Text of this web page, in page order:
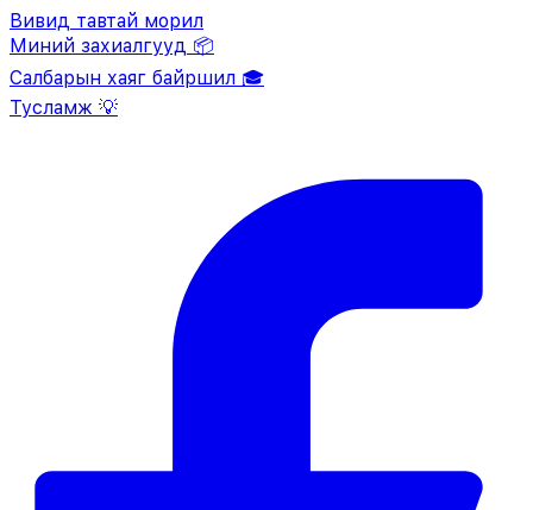
Вивид тавтай морил
Миний захиалгууд 📦
Салбарын хаяг байршил 🎓
Тусламж 💡